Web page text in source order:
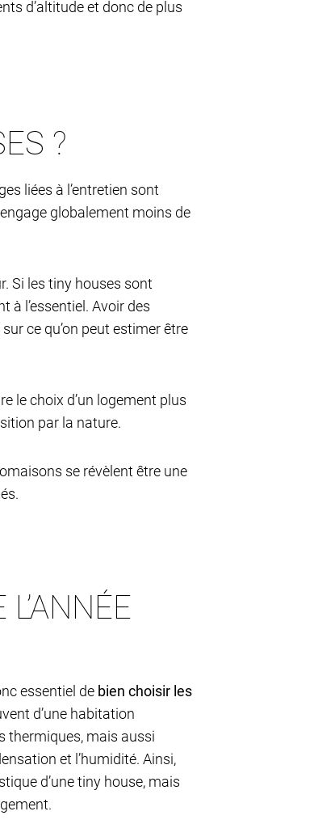
d’altitude et donc de plus
?
liées à l’entretien sont
globalement moins de
Si les tiny houses sont
à l’essentiel. Avoir des
ce qu’on peut estimer être
le choix d’un logement plus
par la nature.
se révèlent être une
essentiel de bien choisir les
d’une habitation
thermiques, mais aussi
et l’humidité. Ainsi,
d’une tiny house, mais